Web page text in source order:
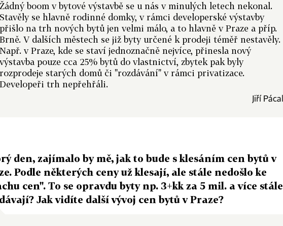
Žádný boom v bytové výstavbě se u nás v minulých letech nekonal.
Stavěly se hlavně rodinné domky, v rámci developerské výstavby
přišlo na trh nových bytů jen velmi málo, a to hlavně v Praze a příp.
Brně. V dalších městech se již byty určené k prodeji téměř nestavěly.
Např. v Praze, kde se staví jednoznačně nejvíce, přinesla nový
výstavba pouze cca 25% bytů do vlastnictví, zbytek pak byly
rozprodeje starých domů či "rozdávání" v rámci privatizace.
Developeři trh nepřehřáli.
Jiří Pácal
den, zajímalo by mě, jak to bude s klesáním cen bytů v
Podle některých ceny už klesají, ale stále nedošlo ke
cen". To se opravdu byty np. 3+kk za 5 mil. a více stále
Jak vidíte další vývoj cen bytů v Praze?